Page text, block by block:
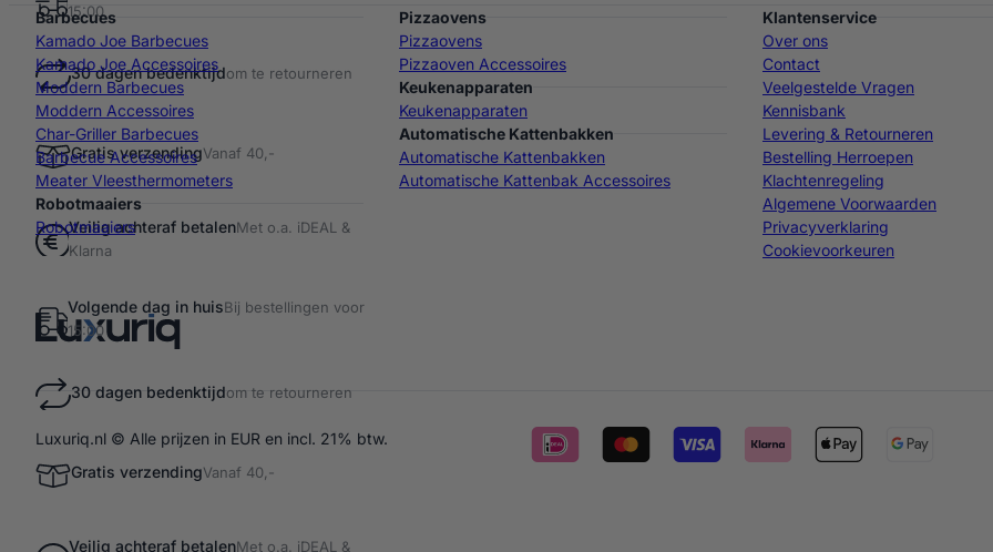
15:00
30 dagen bedenktijdom te retourneren
Gratis verzendingVanaf 40,-
Veilig achteraf betalenMet o.a. iDEAL &
Klarna
Volgende dag in huisBij bestellingen voor
15:00
30 dagen bedenktijdom te retourneren
Gratis verzendingVanaf 40,-
Veilig achteraf betalenMet o.a. iDEAL &
Barbecues
Kamado Joe Barbecues
Kamado Joe Accessoires
Moddern Barbecues
Moddern Accessoires
Char-Griller Barbecues
Barbecue Accessoires
Meater Vleesthermometers
Robotmaaiers
Robotmaaiers
Pizzaovens
Pizzaovens
Pizzaoven Accessoires
Keukenapparaten
Keukenapparaten
Automatische Kattenbakken
Automatische Kattenbakken
Automatische Kattenbak Accessoires
Klantenservice
Over ons
Contact
Veelgestelde Vragen
Kennisbank
Levering & Retourneren
Bestelling Herroepen
Klachtenregeling
Algemene Voorwaarden
Privacyverklaring
Cookievoorkeuren
Luxuriq.nl © Alle prijzen in EUR en incl. 21% btw.